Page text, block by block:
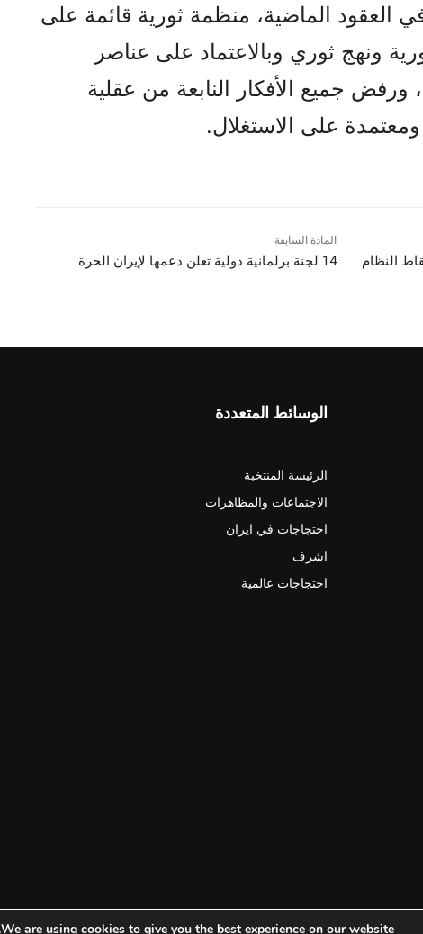
العقود الماضية، منظمة ثورية قائمة على
ونهج ثوري وبالاعتماد على عناصر
جميع الأفكار النابعة من عقلية
على الاستغلال.
المادة السابقة
14 لجنة برلمانية دولية تعلن دعمها لإيران الحرة النظام
الوسائط المتعددة
الرئيسة المنتخبة
الاجتماعات والمظاهرات
احتجاجات في ايران
اشرف
احتجاجات عالمية
We are using cookies to give you the best experience on our website.